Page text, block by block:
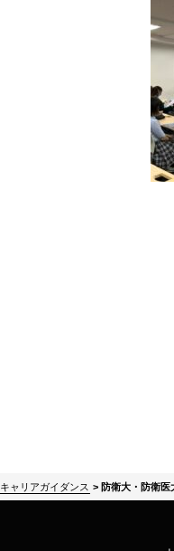
キャリアガイダンス > 防衛大・防衛医